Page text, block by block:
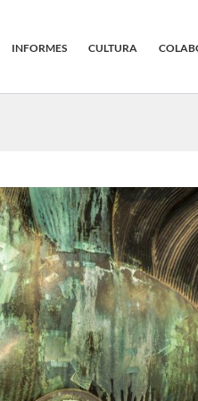
INFORMES CULTURA